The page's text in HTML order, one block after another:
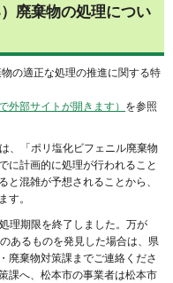
廃棄物の処理につい
の適正な処理の推進に関する特
外部サイトが開きます） を参照
、「ポリ塩化ビフェニル廃棄物
に計画的に処理が行われること
と混雑が予想されることから、
す。
理期限を終了しました。万が
あるものを発見した場合は、県
廃棄物対策課までご連絡くださ
課へ、松本市の事業者は松本市